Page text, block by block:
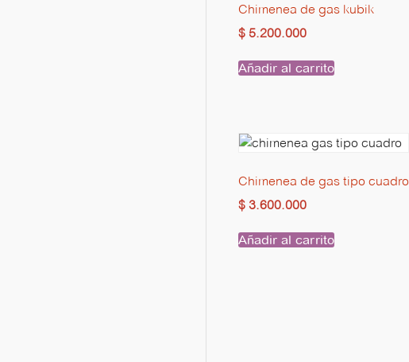
Chimenea de gas kubik
$5.200.000
Añadir al carrito
Chimenea de gas tipo cuadro
$3.600.000
Añadir al carrito